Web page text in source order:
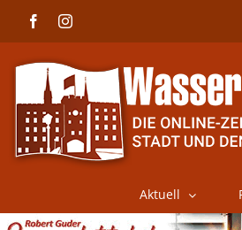
FacebookInstagram
Aktuell